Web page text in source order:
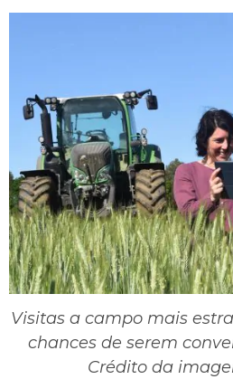
Visitas a campo mais
chances de serem
Crédito da